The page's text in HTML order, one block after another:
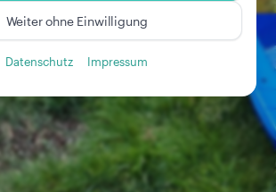
Weiter ohne Einwilligung
Datenschutz Impressum